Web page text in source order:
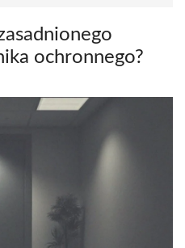
ochronnego?